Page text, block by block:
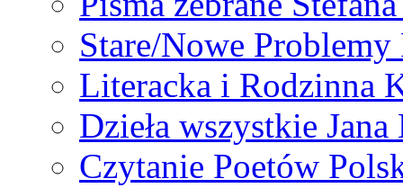
Stare/Nowe
Literacka i Rodzinna
Dzieła wszystkie
Czytanie Poetów